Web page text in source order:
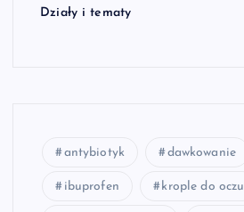
Działy i tematy
antybiotyk dawkowanie
ibuprofen krople do oczu